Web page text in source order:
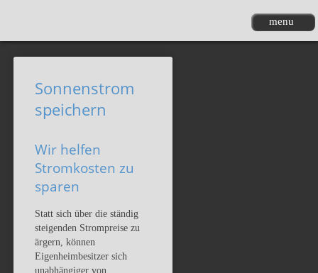
menu
Sonnenstrom
speichern
Wir helfen
Stromkosten zu
sparen
Statt sich über die ständig
steigenden Strompreise zu
ärgern, können
Eigenheimbesitzer sich
unabhängiger von